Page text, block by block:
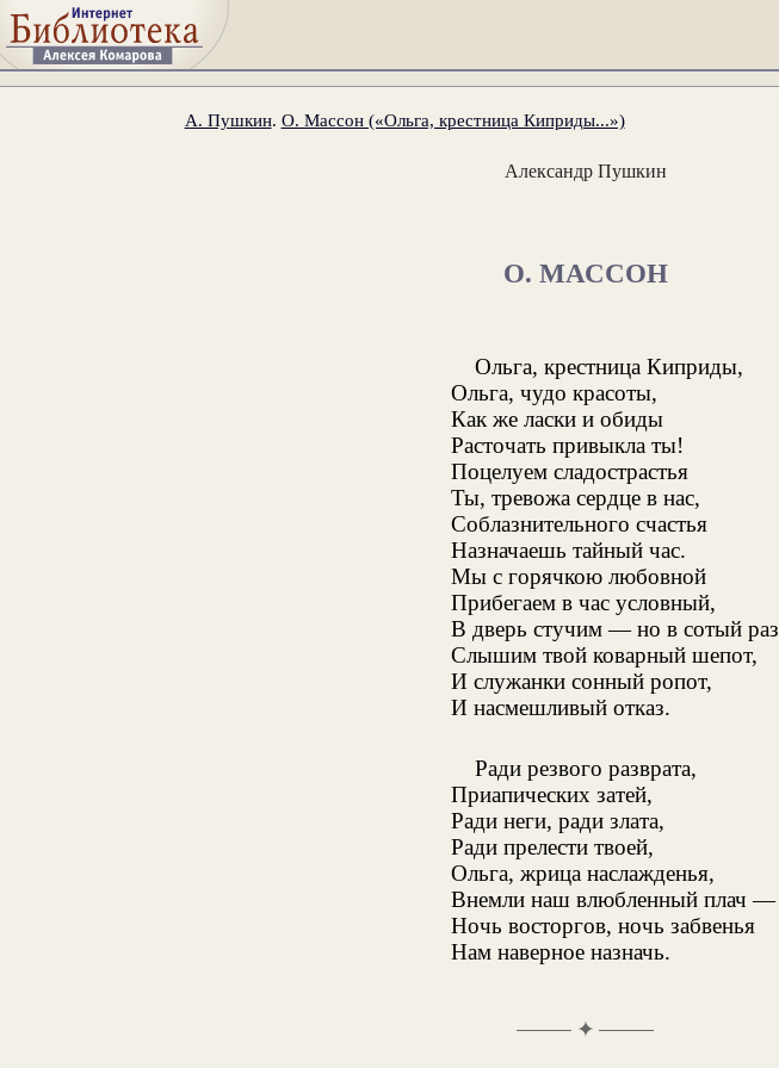
А. Пушкин. О. Массон («Ольга, крестница Киприды...»)
Александр Пушкин
О. МАССОН
Ольга, крестница Киприды,
Ольга, чудо красоты,
Как же ласки и обиды
Расточать привыкла ты!
Поцелуем сладострастья
Ты, тревожа сердце в нас,
Соблазнительного счастья
Назначаешь тайный час.
Мы с горячкою любовной
Прибегаем в час условный,
В дверь стучим — но в сотый раз
Слышим твой коварный шепот,
И служанки сонный ропот,
И насмешливый отказ.
Ради резвого разврата,
Приапических затей,
Ради неги, ради злата,
Ради прелести твоей,
Ольга, жрица наслажденья,
Внемли наш влюбленный плач —
Ночь восторгов, ночь забвенья
Нам наверное назначь.
✦